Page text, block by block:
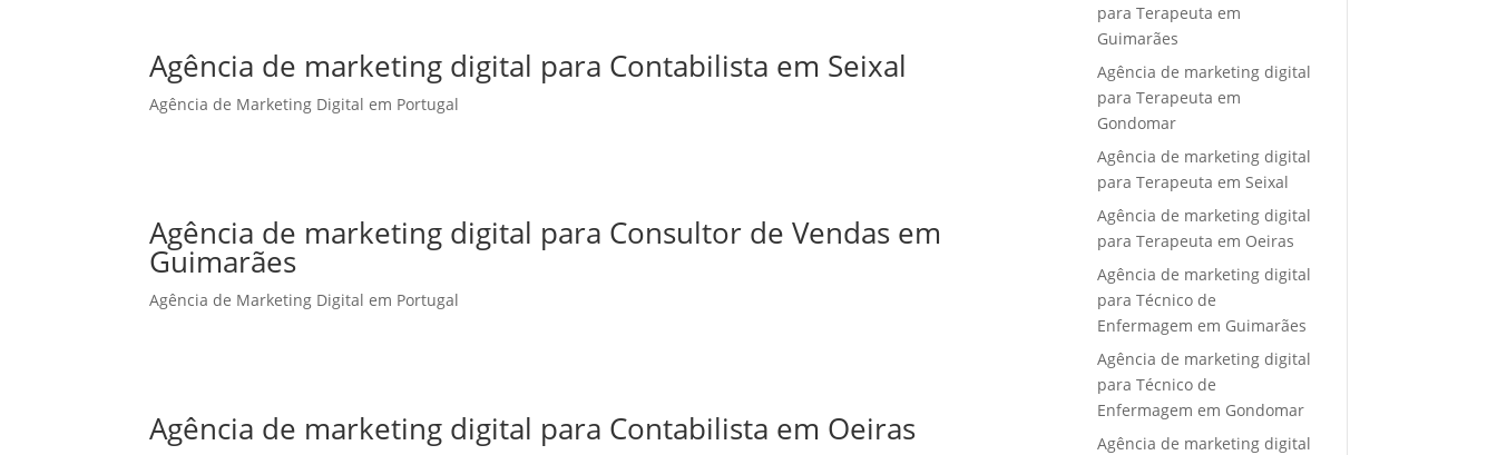
Agência de marketing digital para Contabilista em Seixal
Agência de Marketing Digital em Portugal
Agência de marketing digital para Consultor de Vendas em
Guimarães
Agência de Marketing Digital em Portugal
Agência de marketing digital para Contabilista em Oeiras
para Terapeuta em
Guimarães
Agência de marketing digital
para Terapeuta em
Gondomar
Agência de marketing digital
para Terapeuta em Seixal
Agência de marketing digital
para Terapeuta em Oeiras
Agência de marketing digital
para Técnico de
Enfermagem em Guimarães
Agência de marketing digital
para Técnico de
Enfermagem em Gondomar
Agência de marketing digital